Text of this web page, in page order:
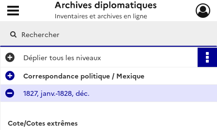
Archives diplomatiques
Ouvrir le menu déroulant
Déplier tous les niveaux
Correspondance politique / Mexique
1827, janv.-1828, déc.
Cote/Cotes extrêmes